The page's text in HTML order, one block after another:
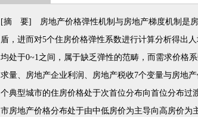
[摘 要] 房地产价格弹性机制与房地产梯度机制是房
盾，进而对5个住房价格弹性系数进行计算分析得出
均处于0~1之间，属于缺乏弹性的范畴，而需求价格
求量、房地产企业利润、房地产税收7个变量与房地
个典型城市的住房价格处于次首位分布向首位分布
市房地产价格分布处于由中低房价为主导向高房价为